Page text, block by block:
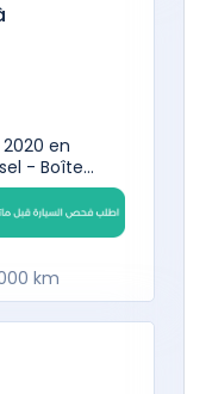
en
- Boîte...
km